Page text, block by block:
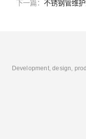
下一篇： 不锈钢管维
Development, design,